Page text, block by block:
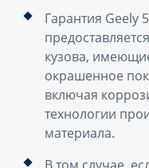
Гарантия Geely
кузова,
окрашенное
включая
технологии
материала.